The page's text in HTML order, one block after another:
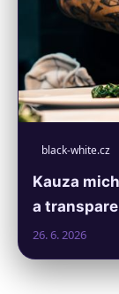
black-white.cz
Kauza
a
26. 6. 2026